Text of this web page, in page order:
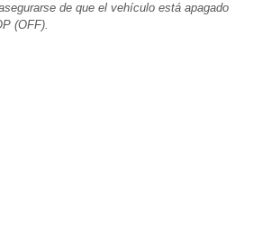
de que el vehículo está apagado
(OFF).